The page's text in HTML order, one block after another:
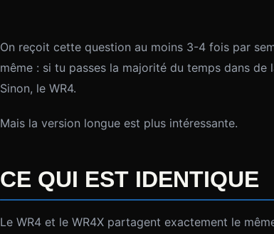
On reçoit cette question au moins 3-4 fois par
même : si tu passes la majorité du temps dans de
Sinon, le WR4.
Mais la version longue est plus intéressante.
CE QUI EST IDENTIQUE
Le WR4 et le WR4X partagent exactement le